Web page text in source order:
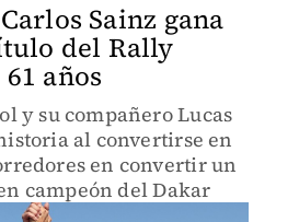
Sainz gana
del Rally
años
y su compañero Lucas
al convertirse en
en convertir un
campeón del Dakar